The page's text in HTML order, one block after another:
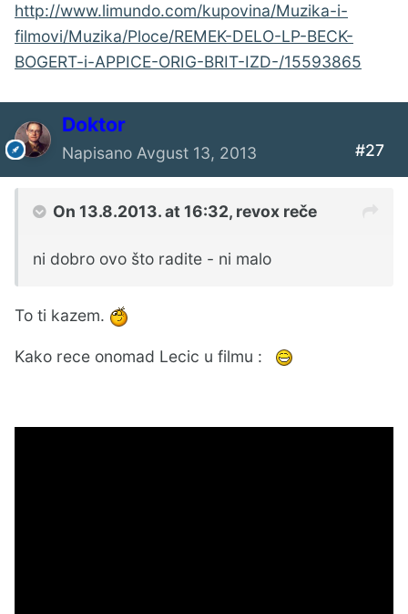
http://www.limundo.com/kupovina/Muzika-i-
filmovi/Muzika/Ploce/REMEK-DELO-LP-BECK-
BOGERT-i-APPICE-ORIG-BRIT-IZD-/15593865
Doktor
Napisano Avgust 13, 2013 #27
On 13.8.2013. at 16:32, revox reče
ni dobro ovo što radite - ni malo
To ti kazem.
Kako rece onomad Lecic u filmu :